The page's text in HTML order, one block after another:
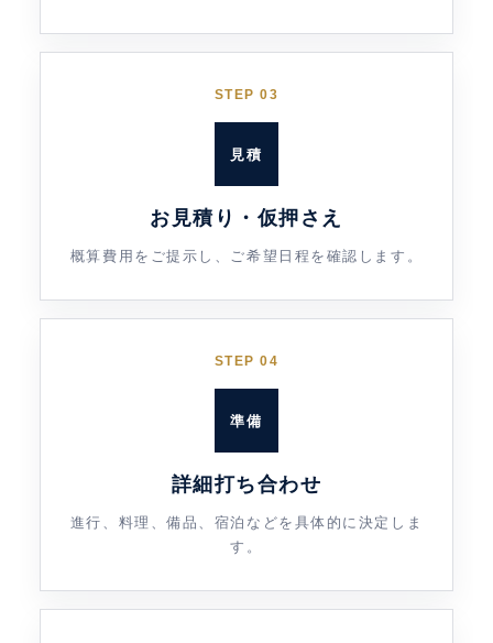
STEP 03
見積
お見積り・仮押さえ
概算費用をご提示し、ご希望日程を確認します。
STEP 04
準備
詳細打ち合わせ
進行、料理、備品、宿泊などを具体的に決定しま
す。